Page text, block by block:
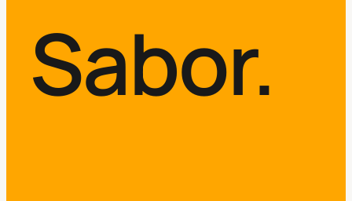
Sabor.